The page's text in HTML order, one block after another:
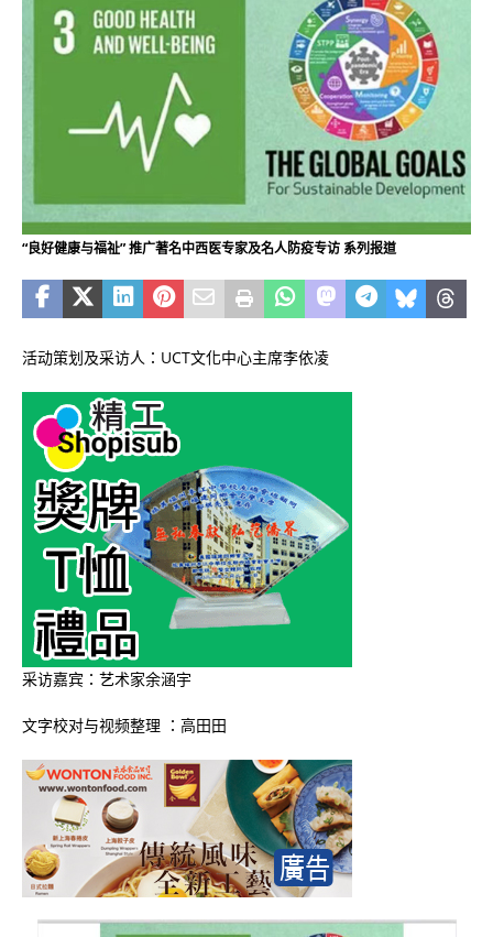
“良好健康与福祉” 推广著名中西医专家及名人防疫专访 系列报道
活动策划及采访人：UCT文化中心主席李依凌
采访嘉宾：艺术家余涵宇
文字校对与视频整理 ：高田田